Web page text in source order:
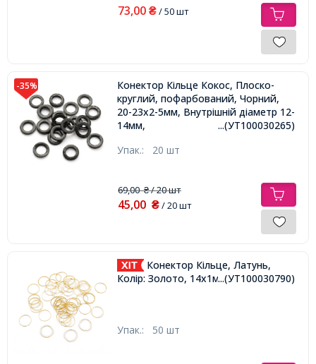
73,00 ₴/ 50 шт
-35%
Конектор Кільце Кокос, Плоско-
круглий, пофарбований, Чорний,
20-23х2-5мм, Внутрішній діаметр 12-
14мм,
...(УТ100030265)
Упак.: 20 шт
69,00₴/ 20 шт
45,00 ₴/ 20 шт
Конектор Кільце, Латунь,
Колір: Золото, 14х1мм,...(УТ100030790)
Упак.: 50 шт